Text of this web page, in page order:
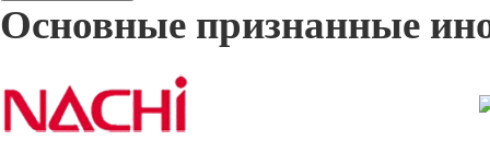
Основные признанные